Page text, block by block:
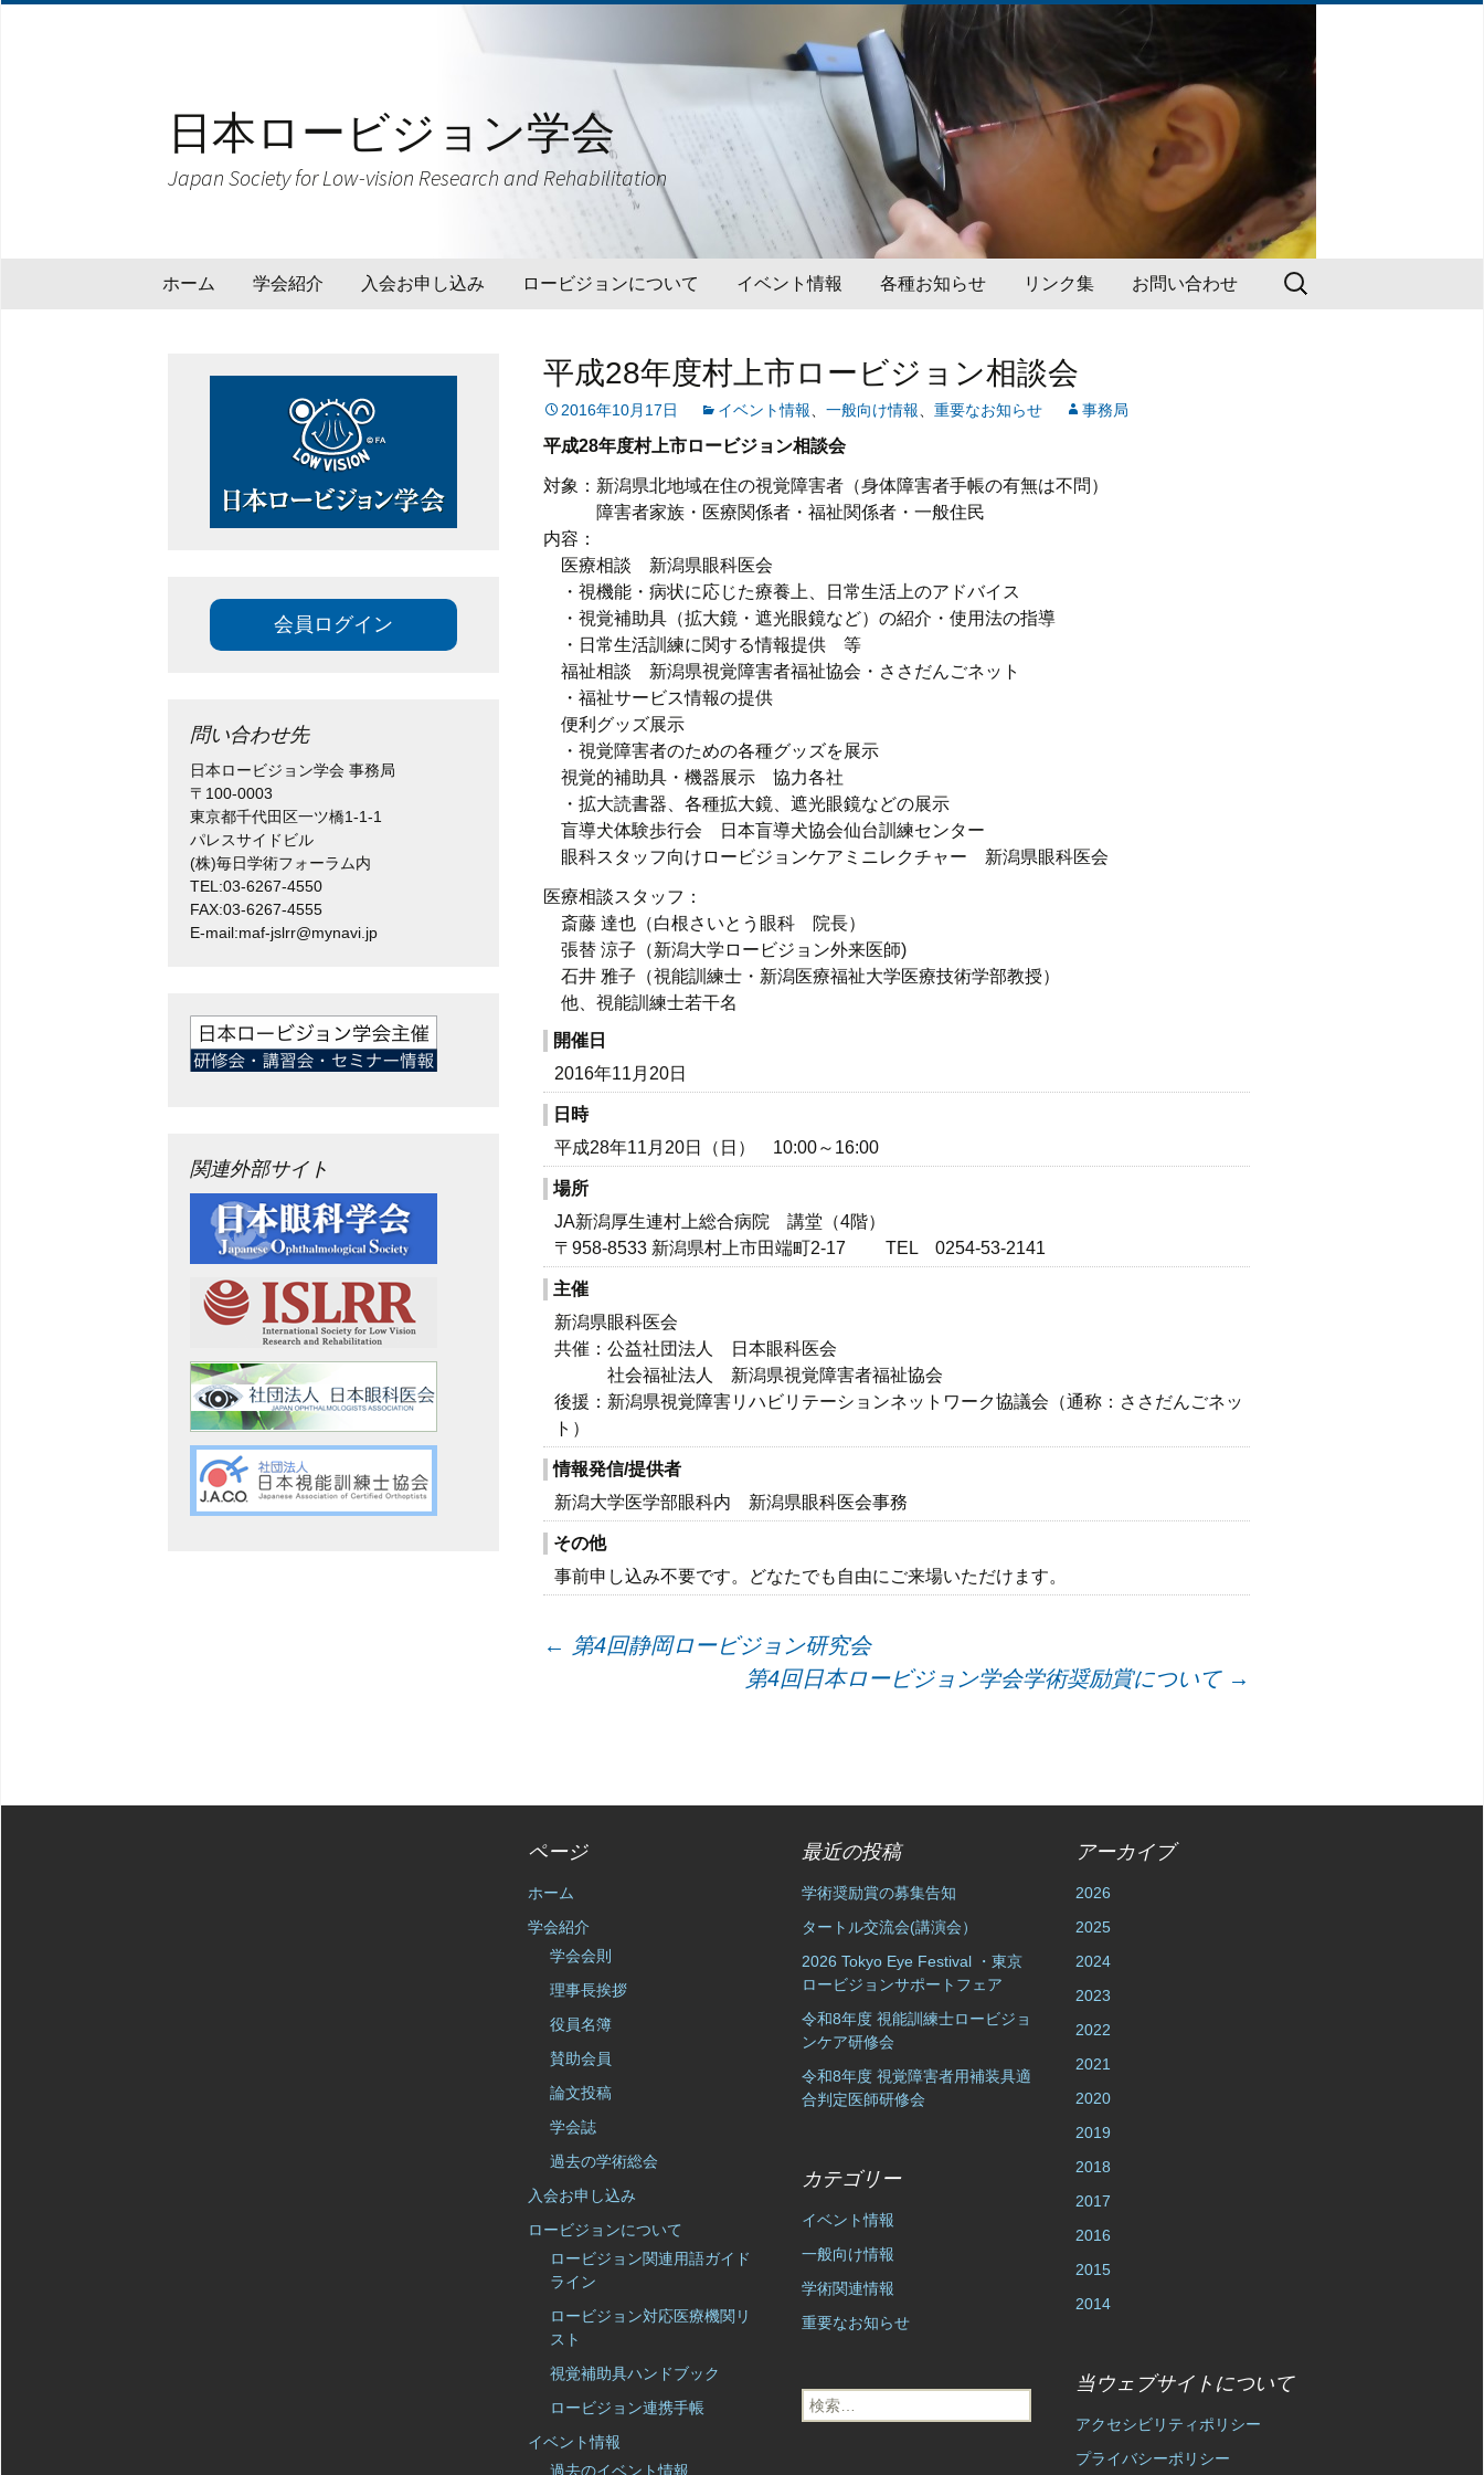
日本ロービジョン学会
Japan Society for Low-vision Research and Rehabilitation
ホーム 学会紹介
学会会則
役員名簿
学会誌
入会お申し込み ロービジョンについて
ロービジョン関連用語ガイド
ライン
ロービジョン対応医療機関リ
北海道
東北
東京
東海・北陸
中国・四国
九州・沖縄
視覚補助具ハンドブック
イベント情報
過去のイベント情報
各種お知らせ
学術関連情報
ロービジョン研修会・講習
会・セミナー情報
リンク集 お問い合わせ
検
索:
平成28年度村上市ロービジョン相談会
2016年10月17日 イベント情報 一般向け情報 重要なお知らせ 事務局
平成28年度村上市ロービジョン相談会
対象：新潟県北地域在住の視覚障害者（身体障害者手帳の有無は不問）
障害者家族・医療関係者・福祉関係者・一般住民
内容：
医療相談 新潟県眼科医会
・視機能・病状に応じた療養上、日常生活上のアドバイス
・視覚補助具（拡大鏡・遮光眼鏡など）の紹介・使用法の指導
・日常生活訓練に関する情報提供 等
福祉相談 新潟県視覚障害者福祉協会・ささだんごネット
・福祉サービス情報の提供
便利グッズ展示
・視覚障害者のための各種グッズを展示
視覚的補助具・機器展示 協力各社
・拡大読書器、各種拡大鏡、遮光眼鏡などの展示
盲導犬体験歩行会 日本盲導犬協会仙台訓練センター
眼科スタッフ向けロービジョンケアミニレクチャー 新潟県眼科医会
医療相談スタッフ：
斎藤 達也（白根さいとう眼科 院長）
張替 涼子（新潟大学ロービジョン外来医師)
石井 雅子（視能訓練士・新潟医療福祉大学医療技術学部教授）
他、視能訓練士若干名
開催日
2016年11月20日
日時
平成28年11月20日（日） 10:00～16:00
場所
JA新潟厚生連村上総合病院 講堂（4階）
〒958-8533 新潟県村上市田端町2-17 TEL 0254-53-2141
主催
新潟県眼科医会
共催：公益社団法人 日本眼科医会
社会福祉法人 新潟県視覚障害者福祉協会
後援：新潟県視覚障害リハビリテーションネットワーク協議会（通称：ささだんごネッ
ト）
情報発信/提供者
新潟大学医学部眼科内 新潟県眼科医会事務
その他
事前申し込み不要です。どなたでも自由にご来場いただけます。
ゲ
← 第4回静岡ロービジョン研究会
第4回日本ロービジョン学会学術奨励賞について →
会員ログイン
問い合わせ先
日本ロービジョン学会 事務局
〒100-0003
東京都千代田区一ツ橋1-1-1
パレスサイドビル
(株)毎日学術フォーラム内
TEL:03-6267-4550
FAX:03-6267-4555
E-mail:maf-jslrr@mynavi.jp
関連外部サイト
ページ
ホーム
学会紹介
学会会則
理事長挨拶
役員名簿
賛助会員
論文投稿
学会誌
過去の学術総会
入会お申し込み
ロービジョンについて
ロービジョン関連用語ガイド
ライン
ロービジョン対応医療機関リ
スト
視覚補助具ハンドブック
ロービジョン連携手帳
イベント情報
過去のイベント情報
最近の投稿
学術奨励賞の募集告知
タートル交流会(講演会）
2026 Tokyo Eye Festival ・東京
ロービジョンサポートフェア
令和8年度 視能訓練士ロービジョ
ンケア研修会
令和8年度 視覚障害者用補装具適
合判定医師研修会
アーカイブ
2026
2025
2024
2023
2022
2021
2020
2019
2018
2017
2016
2015
2014
カテゴリー
イベント情報
一般向け情報
学術関連情報
重要なお知らせ
当ウェブサイトについて
アクセシビリティポリシー
プライバシーポリシー
検
索: